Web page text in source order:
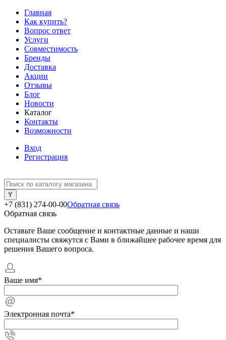
Главная
Как купить?
Вопрос ответ
Услуги
Совместимость
Бренды
Доставка
Акции
Отзывы
Блог
Новости
Каталог
Контакты
Возможности
Вход
Регистрация
+7 (831) 274-00-00Обратная связь
Обратная связь
Оставьте Ваше сообщение и контактные данные и наши
специалисты свяжутся с Вами в ближайшее рабочее время для
решения Вашего вопроса.
Ваше имя*
Электронная почта*